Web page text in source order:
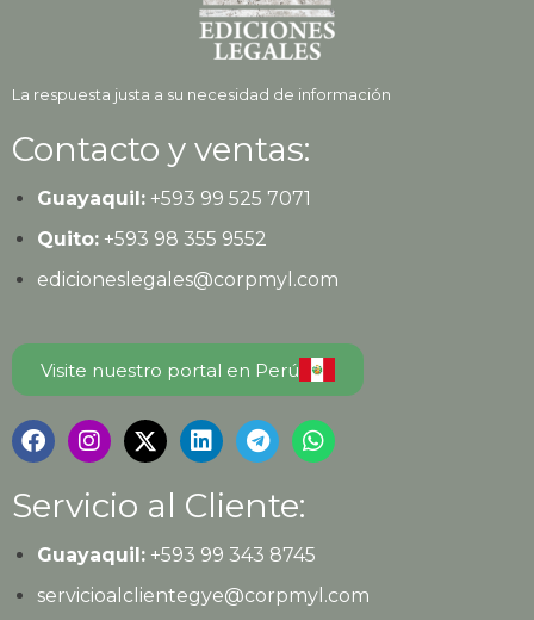
La respuesta justa a su necesidad de información
Contacto y ventas:
Guayaquil:+593 99 525 7071
Quito:+593 98 355 9552
edicioneslegales@corpmyl.com
Visite nuestro portal en Perú
Servicio al Cliente:
Guayaquil:+593 99 343 8745
servicioalclientegye@corpmyl.com